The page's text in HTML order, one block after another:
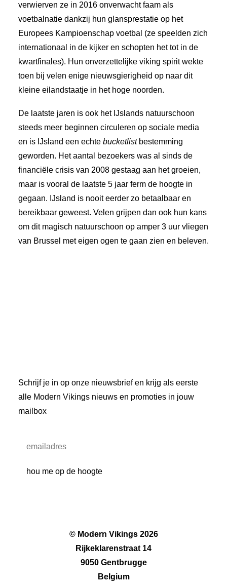
verwierven ze in 2016 onverwacht faam als
voetbalnatie dankzij hun glansprestatie op het
Europees Kampioenschap voetbal (ze speelden zich
internationaal in de kijker en schopten het tot in de
kwartfinales). Hun onverzettelijke viking spirit wekte
toen bij velen enige nieuwsgierigheid op naar dit
kleine eilandstaatje in het hoge noorden.
De laatste jaren is ook het IJslands natuurschoon
steeds meer beginnen circuleren op sociale media
en is IJsland een echte bucketlistbestemming
geworden. Het aantal bezoekers was al sinds de
financiële crisis van 2008 gestaag aan het groeien,
maar is vooral de laatste 5 jaar ferm de hoogte in
gegaan. IJsland is nooit eerder zo betaalbaar en
bereikbaar geweest. Velen grijpen dan ook hun kans
om dit magisch natuurschoon op amper 3 uur vliegen
van Brussel met eigen ogen te gaan zien en beleven.
Schrijf je in op onze nieuwsbrief en krijg als eerste
alle Modern Vikings nieuws en promoties in jouw
mailbox
© Modern Vikings 2026
Rijkeklarenstraat 14
9050 Gentbrugge
Belgium